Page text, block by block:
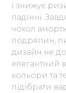
і знижує
падінні.
чохол
подряпин,
дизайн не
елегантний
кольори та
підібрати